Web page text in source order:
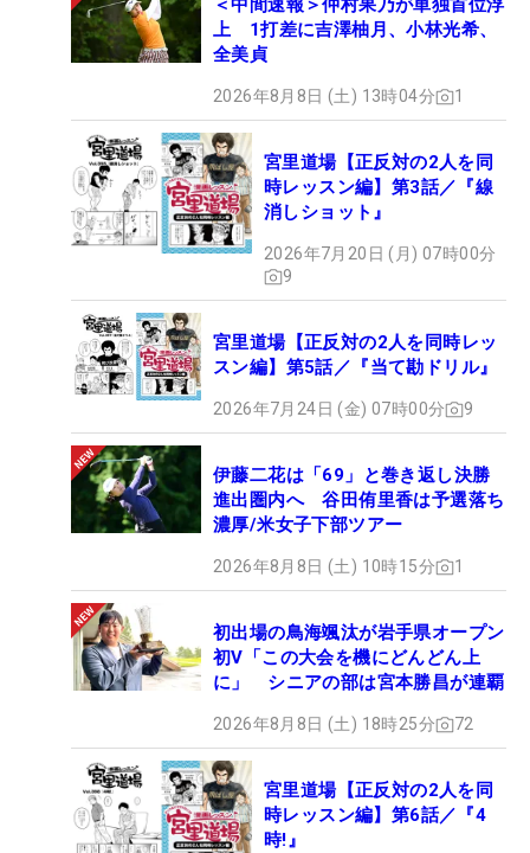
＜中間速報＞仲村果乃が単独首位浮
上 1打差に吉澤柚月、小林光希、
全美貞
2026年8月8日 (土) 13時04分 1
宮里道場【正反対の2人を同
時レッスン編】第3話／『線
消しショット』
2026年7月20日 (月) 07時00分
9
宮里道場【正反対の2人を同時レッ
スン編】第5話／『当て勘ドリル』
2026年7月24日 (金) 07時00分 9
伊藤二花は「69」と巻き返し決勝
進出圏内へ 谷田侑里香は予選落ち
濃厚/米女子下部ツアー
2026年8月8日 (土) 10時15分 1
初出場の鳥海颯汰が岩手県オープン
初V「この大会を機にどんどん上
に」 シニアの部は宮本勝昌が連覇
2026年8月8日 (土) 18時25分 72
宮里道場【正反対の2人を同
時レッスン編】第6話／『4
時!』